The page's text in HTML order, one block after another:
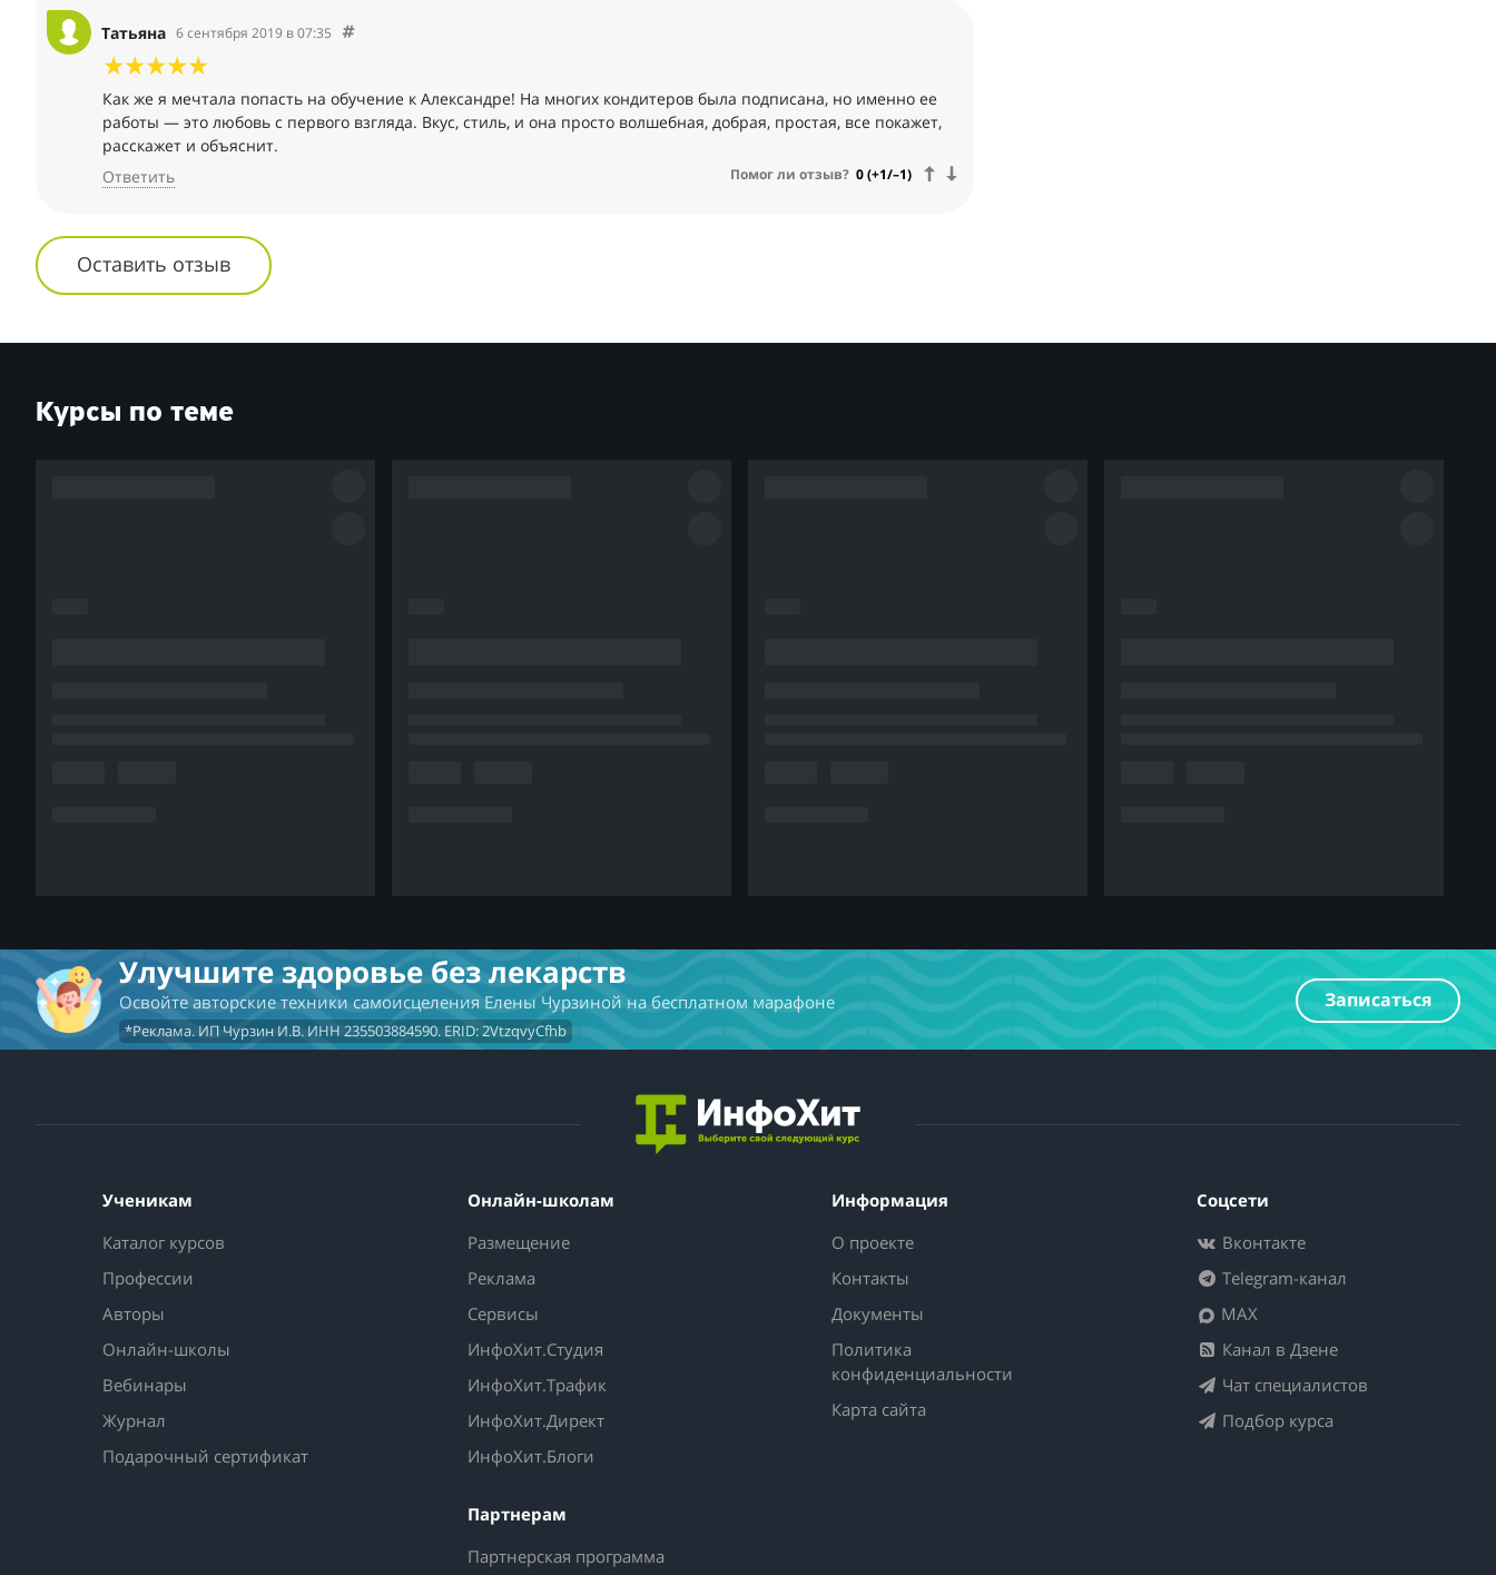
Татьяна 6 сентября 2019 в 07:35
Как же я мечтала попасть на обучение к Александре! На многих кондитеров была подписана, но именно ее
работы — это любовь с первого взгляда. Вкус, стиль, и она просто волшебная, добрая, простая, все покажет,
расскажет и объяснит.
Ответить
Помог ли отзыв? 0 (+1/–1)
Оставить отзыв
Курсы по теме
Улучшите здоровье без лекарств
Освойте авторские техники самоисцеления Елены Чурзиной на бесплатном марафоне
*Реклама. ИП Чурзин И.В. ИНН 235503884590. ERID: 2VtzqvyCfhb
Записаться
Ученикам
Каталог курсов
Профессии
Авторы
Онлайн-школы
Вебинары
Журнал
Подарочный сертификат
Онлайн-школам
Размещение
Реклама
Сервисы
ИнфоХит.Студия
ИнфоХит.Трафик
ИнфоХит.Директ
ИнфоХит.Блоги
Партнерам
Партнерская программа
Информация
О проекте
Контакты
Документы
Политика
конфиденциальности
Карта сайта
Соцсети
Вконтакте
Telegram-канал
MAX
Канал в Дзене
Чат специалистов
Подбор курса